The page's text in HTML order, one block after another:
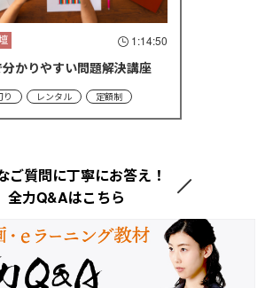
1:14:50
かりやすい問題解決講座
り レンタル 定額制
ご質問に丁寧にお答え！
全力Q&Aはこちら